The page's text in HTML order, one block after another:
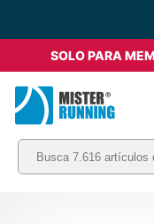
SOLO PARA